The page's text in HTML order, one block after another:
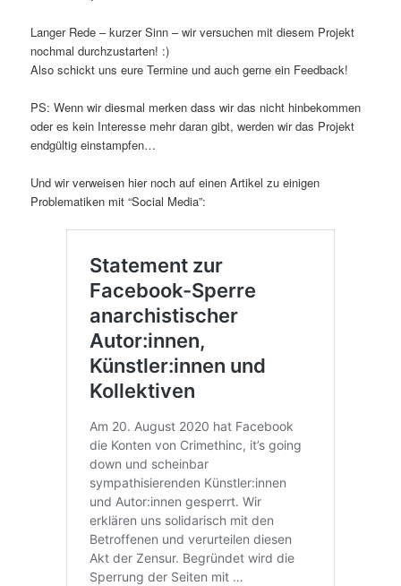
Langer Rede – kurzer Sinn – wir versuchen mit diesem Projekt
nochmal durchzustarten! :)
Also schickt uns eure Termine und auch gerne ein Feedback!
PS: Wenn wir diesmal merken dass wir das nicht hinbekommen
oder es kein Interesse mehr daran gibt, werden wir das Projekt
endgültig einstampfen…
Und wir verweisen hier noch auf einen Artikel zu einigen
Problematiken mit “Social Media”: